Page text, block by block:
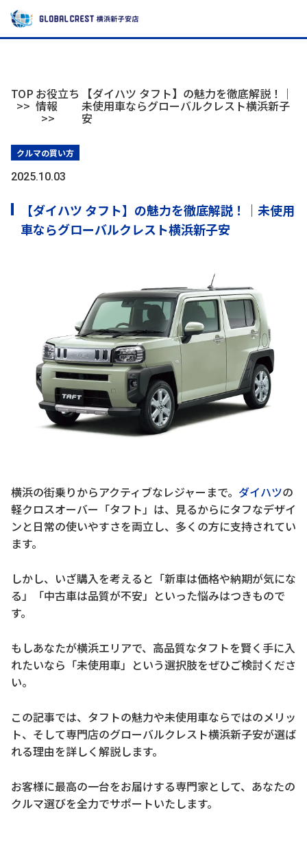
TOP お役立ち
情報
【ダイハツ タフト】の魅力を徹底解説！｜
未使用車ならグローバルクレスト横浜新子
安
クルマの買い方
2025.10.03
【ダイハツ タフト】の魅力を徹底解説！｜未使用
車ならグローバルクレスト横浜新子安
横浜の街乗りからアクティブなレジャーまで。 ダイハツの
軽クロスオーバー「タフト」は、見るからにタフなデザイ
ンと日常の使いやすさを両立し、多くの方に支持されてい
ます。
しかし、いざ購入を考えると「新車は価格や納期が気にな
る」「中古車は品質が不安」といった悩みはつきもので
す。
もしあなたが横浜エリアで、高品質なタフトを賢く手に入
れたいなら「未使用車」という選択肢をぜひご検討くださ
い。
この記事では、タフトの魅力や未使用車ならではのメリッ
ト、そして専門店のグローバルクレスト横浜新子安が選ば
れる理由を詳しく解説します。
お客様に最高の一台をお届けする専門家として、あなたの
クルマ選びを全力でサポートいたします。